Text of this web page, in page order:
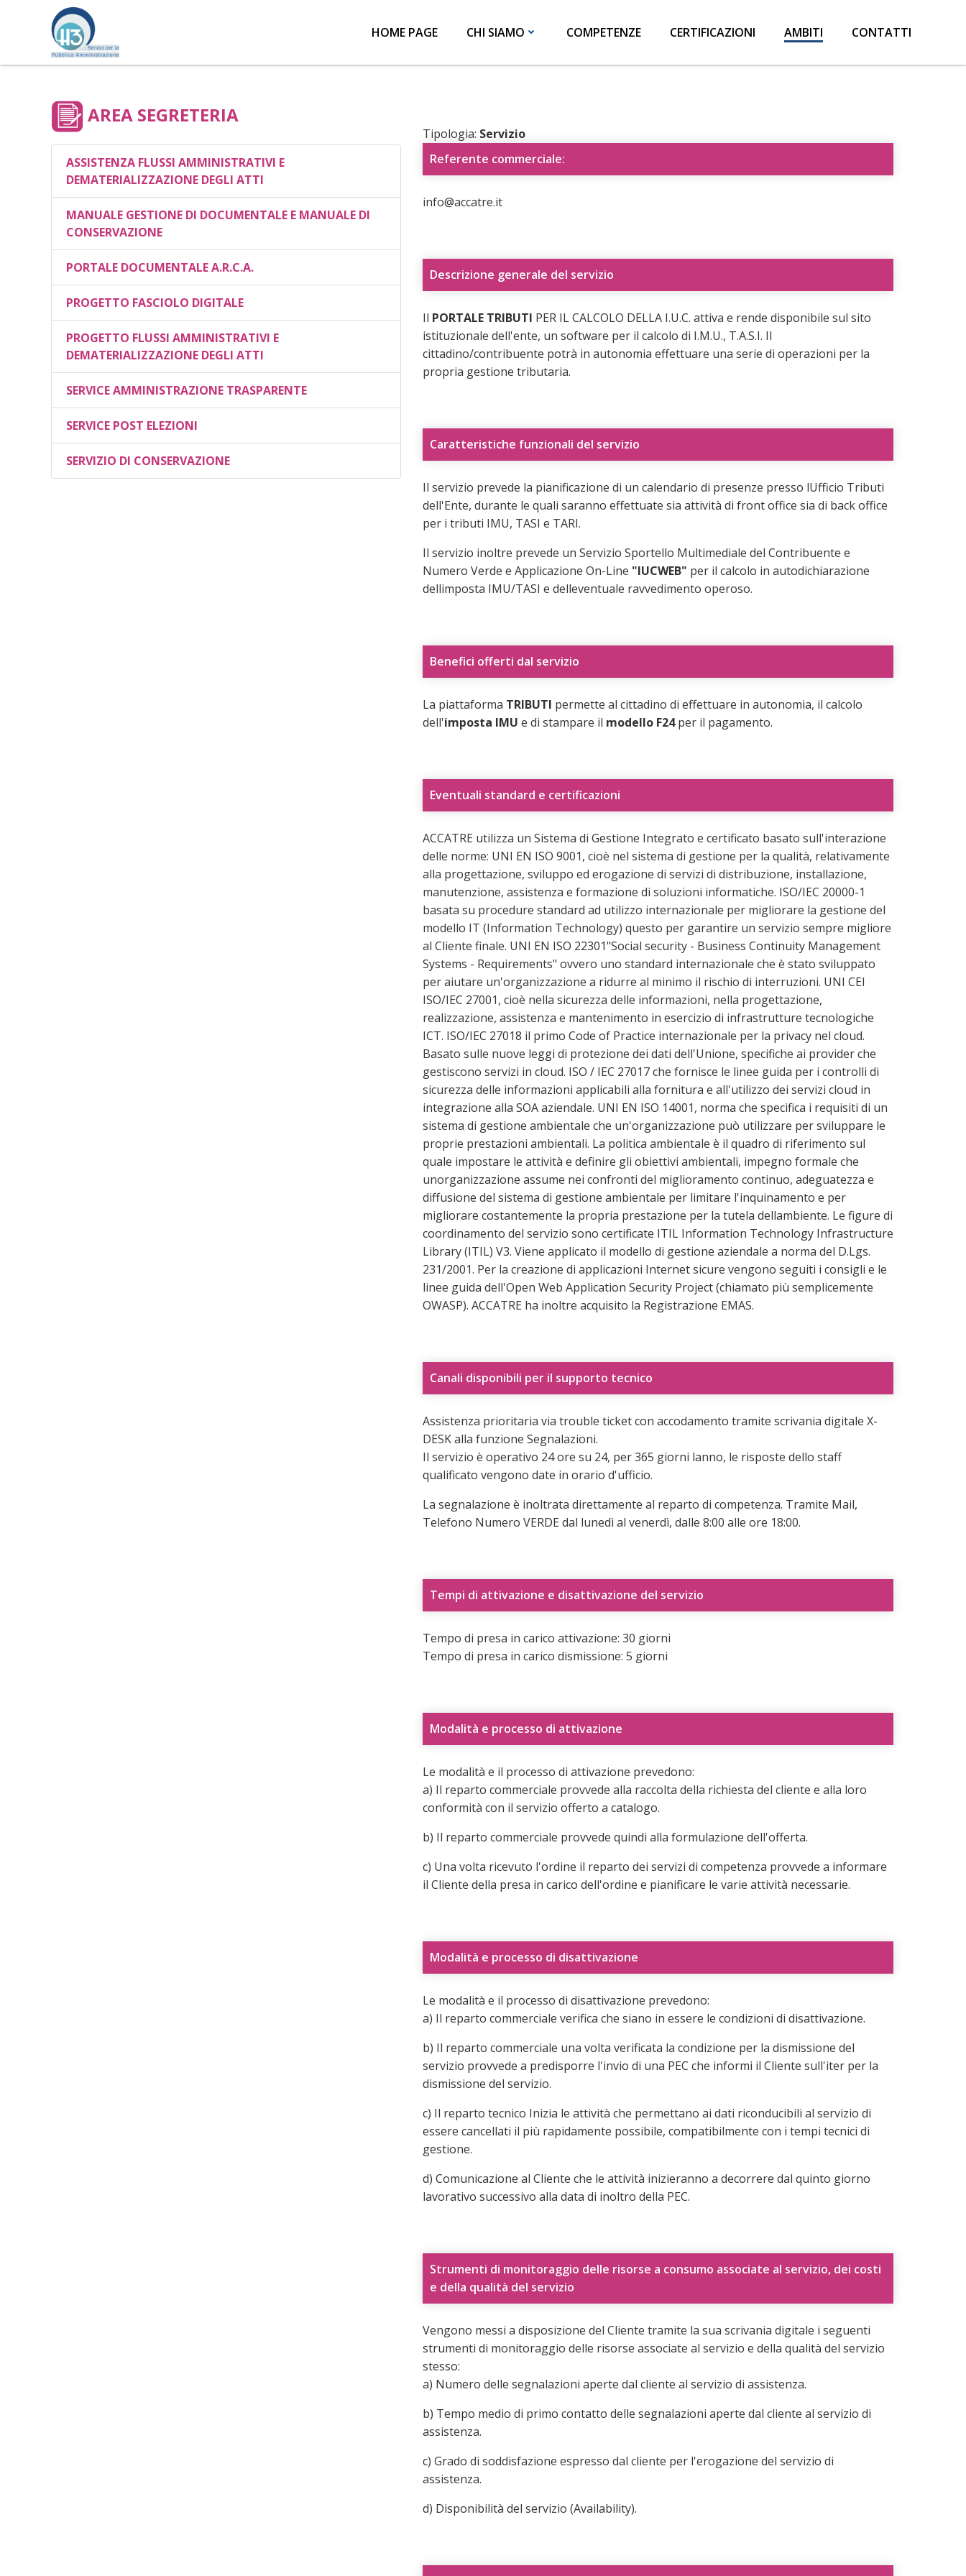
contenuto
HOME PAGE CHI SIAMO COMPETENZE CERTIFICAZIONI AMBITI CONTATTI
AREA SEGRETERIA
ASSISTENZA FLUSSI AMMINISTRATIVI E
DEMATERIALIZZAZIONE DEGLI ATTI
MANUALE GESTIONE DI DOCUMENTALE E MANUALE DI
CONSERVAZIONE
PORTALE DOCUMENTALE A.R.C.A.
PROGETTO FASCIOLO DIGITALE
PROGETTO FLUSSI AMMINISTRATIVI E
DEMATERIALIZZAZIONE DEGLI ATTI
SERVICE AMMINISTRAZIONE TRASPARENTE
SERVICE POST ELEZIONI
SERVIZIO DI CONSERVAZIONE
Tipologia: Servizio
Referente commerciale:
info@accatre.it
Descrizione generale del servizio
Il PORTALE TRIBUTI PER IL CALCOLO DELLA I.U.C. attiva e rende disponibile sul sito
istituzionale dell'ente, un software per il calcolo di I.M.U., T.A.S.I. Il
cittadino/contribuente potrà in autonomia effettuare una serie di operazioni per la
propria gestione tributaria.
Caratteristiche funzionali del servizio
Il servizio prevede la pianificazione di un calendario di presenze presso lUfficio Tributi
dell'Ente, durante le quali saranno effettuate sia attività di front office sia di back office
per i tributi IMU, TASI e TARI.
Il servizio inoltre prevede un Servizio Sportello Multimediale del Contribuente e
Numero Verde e Applicazione On-Line "IUCWEB" per il calcolo in autodichiarazione
dellimposta IMU/TASI e delleventuale ravvedimento operoso.
Benefici offerti dal servizio
La piattaforma TRIBUTI permette al cittadino di effettuare in autonomia, il calcolo
dell'imposta IMU e di stampare il modello F24per il pagamento.
Eventuali standard e certificazioni
ACCATRE utilizza un Sistema di Gestione Integrato e certificato basato sull'interazione
delle norme: UNI EN ISO 9001, cioè nel sistema di gestione per la qualità, relativamente
alla progettazione, sviluppo ed erogazione di servizi di distribuzione, installazione,
manutenzione, assistenza e formazione di soluzioni informatiche. ISO/IEC 20000-1
basata su procedure standard ad utilizzo internazionale per migliorare la gestione del
modello IT (Information Technology) questo per garantire un servizio sempre migliore
al Cliente finale. UNI EN ISO 22301"Social security - Business Continuity Management
Systems - Requirements" ovvero uno standard internazionale che è stato sviluppato
per aiutare un'organizzazione a ridurre al minimo il rischio di interruzioni. UNI CEI
ISO/IEC 27001, cioè nella sicurezza delle informazioni, nella progettazione,
realizzazione, assistenza e mantenimento in esercizio di infrastrutture tecnologiche
ICT. ISO/IEC 27018 il primo Code of Practice internazionale per la privacy nel cloud.
Basato sulle nuove leggi di protezione dei dati dell'Unione, specifiche ai provider che
gestiscono servizi in cloud. ISO / IEC 27017 che fornisce le linee guida per i controlli di
sicurezza delle informazioni applicabili alla fornitura e all'utilizzo dei servizi cloud in
integrazione alla SOA aziendale. UNI EN ISO 14001, norma che specifica i requisiti di un
sistema di gestione ambientale che un'organizzazione può utilizzare per sviluppare le
proprie prestazioni ambientali. La politica ambientale è il quadro di riferimento sul
quale impostare le attività e definire gli obiettivi ambientali, impegno formale che
unorganizzazione assume nei confronti del miglioramento continuo, adeguatezza e
diffusione del sistema di gestione ambientale per limitare l'inquinamento e per
migliorare costantemente la propria prestazione per la tutela dellambiente. Le figure di
coordinamento del servizio sono certificate ITIL Information Technology Infrastructure
Library (ITIL) V3. Viene applicato il modello di gestione aziendale a norma del D.Lgs.
231/2001. Per la creazione di applicazioni Internet sicure vengono seguiti i consigli e le
linee guida dell'Open Web Application Security Project (chiamato più semplicemente
OWASP). ACCATRE ha inoltre acquisito la Registrazione EMAS.
Canali disponibili per il supporto tecnico
Assistenza prioritaria via trouble ticket con accodamento tramite scrivania digitale X-
DESK alla funzione Segnalazioni.
Il servizio è operativo 24 ore su 24, per 365 giorni lanno, le risposte dello staff
qualificato vengono date in orario d'ufficio.
La segnalazione è inoltrata direttamente al reparto di competenza. Tramite Mail,
Telefono Numero VERDE dal lunedì al venerdì, dalle 8:00 alle ore 18:00.
Tempi di attivazione e disattivazione del servizio
Tempo di presa in carico attivazione: 30 giorni
Tempo di presa in carico dismissione: 5 giorni
Modalità e processo di attivazione
Le modalità e il processo di attivazione prevedono:
a) Il reparto commerciale provvede alla raccolta della richiesta del cliente e alla loro
conformità con il servizio offerto a catalogo.
b) Il reparto commerciale provvede quindi alla formulazione dell'offerta.
c) Una volta ricevuto l'ordine il reparto dei servizi di competenza provvede a informare
il Cliente della presa in carico dell'ordine e pianificare le varie attività necessarie.
Modalità e processo di disattivazione
Le modalità e il processo di disattivazione prevedono:
a) Il reparto commerciale verifica che siano in essere le condizioni di disattivazione.
b) Il reparto commerciale una volta verificata la condizione per la dismissione del
servizio provvede a predisporre l'invio di una PEC che informi il Cliente sull'iter per la
dismissione del servizio.
c) Il reparto tecnico Inizia le attività che permettano ai dati riconducibili al servizio di
essere cancellati il più rapidamente possibile, compatibilmente con i tempi tecnici di
gestione.
d) Comunicazione al Cliente che le attività inizieranno a decorrere dal quinto giorno
lavorativo successivo alla data di inoltro della PEC.
Strumenti di monitoraggio delle risorse a consumo associate al servizio, dei costi
e della qualità del servizio
Vengono messi a disposizione del Cliente tramite la sua scrivania digitale i seguenti
strumenti di monitoraggio delle risorse associate al servizio e della qualità del servizio
stesso:
a) Numero delle segnalazioni aperte dal cliente al servizio di assistenza.
b) Tempo medio di primo contatto delle segnalazioni aperte dal cliente al servizio di
assistenza.
c) Grado di soddisfazione espresso dal cliente per l'erogazione del servizio di
assistenza.
d) Disponibilità del servizio (Availability).